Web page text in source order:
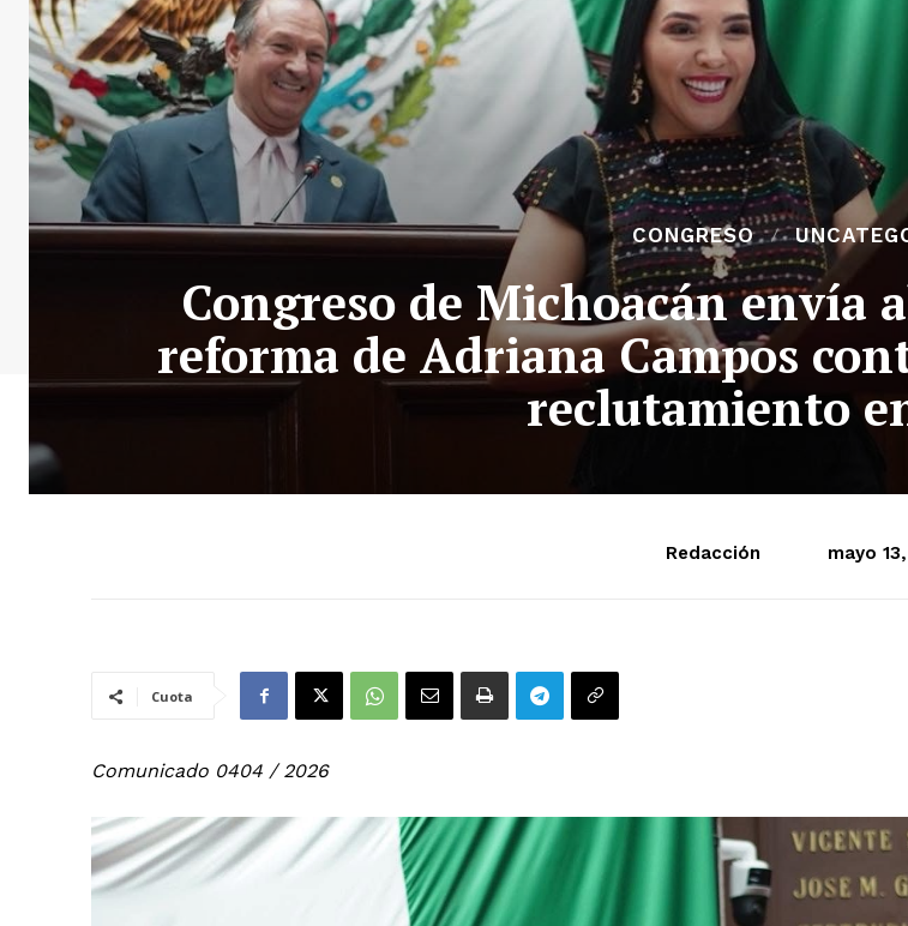
CONGRESO
Congreso de Michoacán envía
reforma de Adriana Campos
reclutamiento
Redacción mayo
Cuota
Comunicado 0404 / 2026